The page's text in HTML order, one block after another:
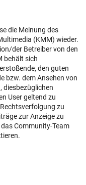
die Meinung des
(KMM) wieder.
der Betreiber von den
behält sich
den guten
bzw. dem Ansehen von
diesbezüglichen
User geltend zu
zu
zur Anzeige zu
das Community-Team